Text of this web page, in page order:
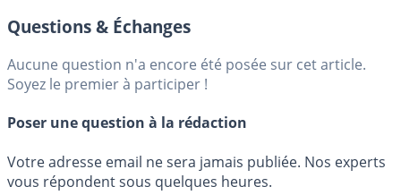
Questions & Échanges
Aucune question n'a encore été posée sur cet article.
Soyez le premier à participer !
Poser une question à la rédaction
Votre adresse email ne sera jamais publiée. Nos experts
vous répondent sous quelques heures.